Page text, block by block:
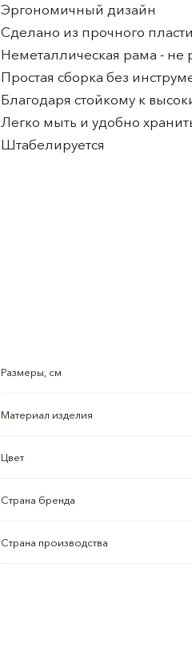
Эргономичный дизайн
Сделано из прочного
Неметаллическая рама - не
Простая сборка без
Благодаря стойкому к
Легко мыть и удобно
Штабелируется
Размеры, см
Материал изделия
Цвет
Страна бренда
Страна производства